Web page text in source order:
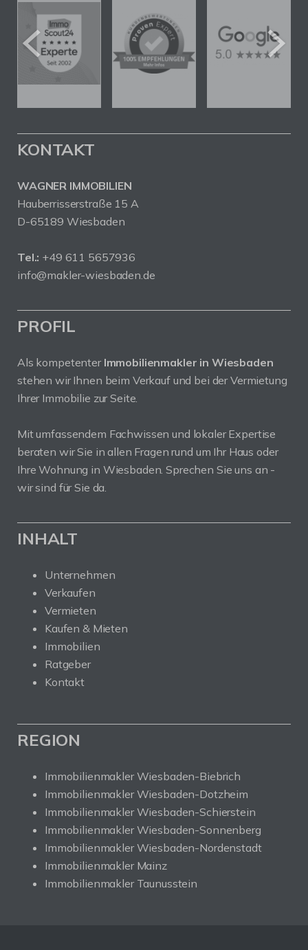
KONTAKT
WAGNER IMMOBILIEN
Hauberrisserstraße 15 A
D-65189 Wiesbaden
Tel.: +49 611 5657936
info@makler-wiesbaden.de
PROFIL
Als kompetenter Immobilienmakler in Wiesbaden
stehen wir Ihnen beim Verkauf und bei der Vermietung
Ihrer Immobilie zur Seite.
Mit umfassendem Fachwissen und lokaler Expertise
beraten wir Sie in allen Fragen rund um Ihr Haus oder
Ihre Wohnung in Wiesbaden. Sprechen Sie uns an -
wir sind für Sie da.
INHALT
Unternehmen
Verkaufen
Vermieten
Kaufen & Mieten
Immobilien
Ratgeber
Kontakt
REGION
Immobilienmakler Wiesbaden-Biebrich
Immobilienmakler Wiesbaden-Dotzheim
Immobilienmakler Wiesbaden-Schierstein
Immobilienmakler Wiesbaden-Sonnenberg
Immobilienmakler Wiesbaden-Nordenstadt
Immobilienmakler Mainz
Immobilienmakler Taunusstein